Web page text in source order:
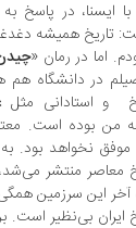
در پاسخ به
تاریخ همیشه
اما در رمان «
در دانشگاه
و استادانی مثل
من بوده است.
نخواهد بود.
معاصر منتشر
این سرزمین
ایران بی‌نظیر است.